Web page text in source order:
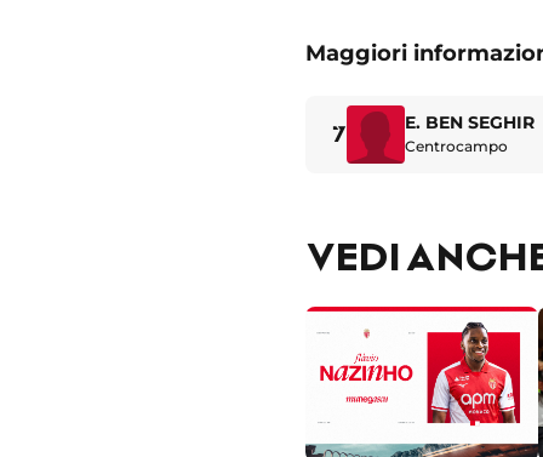
fineMaggiori
7 E. BEN SEGHIR
Centrocampo
VEDI